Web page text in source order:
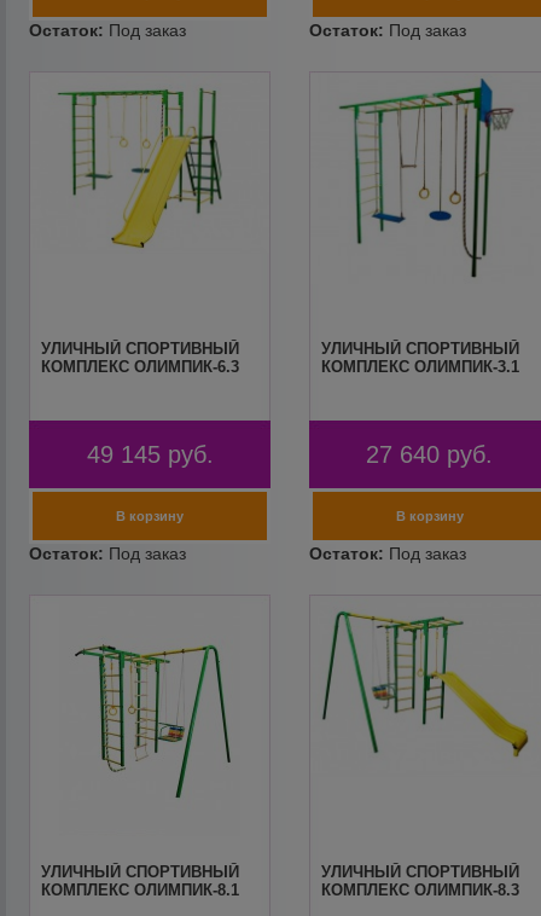
УЛИЧНЫЙ СПОРТИВНЫЙ
КОМПЛЕКС ОЛИМПИК-6.3
49 145 руб.
УЛИЧНЫЙ СПОРТИВНЫЙ
КОМПЛЕКС ОЛИМПИК-3.1
27 640 руб.
УЛИЧНЫЙ СПОРТИВНЫЙ
КОМПЛЕКС ОЛИМПИК-8.1
УЛИЧНЫЙ СПОРТИВНЫЙ
КОМПЛЕКС ОЛИМПИК-8.3